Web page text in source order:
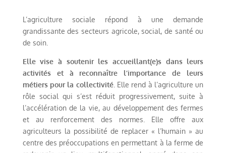
L’agriculture sociale répond à une demande
grandissante des secteurs agricole, social, de santé ou
de soin.
Elle vise à soutenir les accueillant(e)s dans leurs
activités et à reconnaître l’importance de leurs
métiers pour la collectivité. Elle rend à l’agriculture un
rôle social qui s’est réduit progressivement, suite à
l’accélération de la vie, au développement des fermes
et au renforcement des normes. Elle offre aux
agriculteurs la possibilité de replacer « l’humain » au
centre des préoccupations en permettant à la ferme de